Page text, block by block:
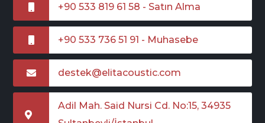
+90 533 819 61 58 - Satın Alma
+90 533 736 51 91 - Muhasebe
destek@elitacoustic.com
Adil Mah. Said Nursi Cd. No:15, 34935